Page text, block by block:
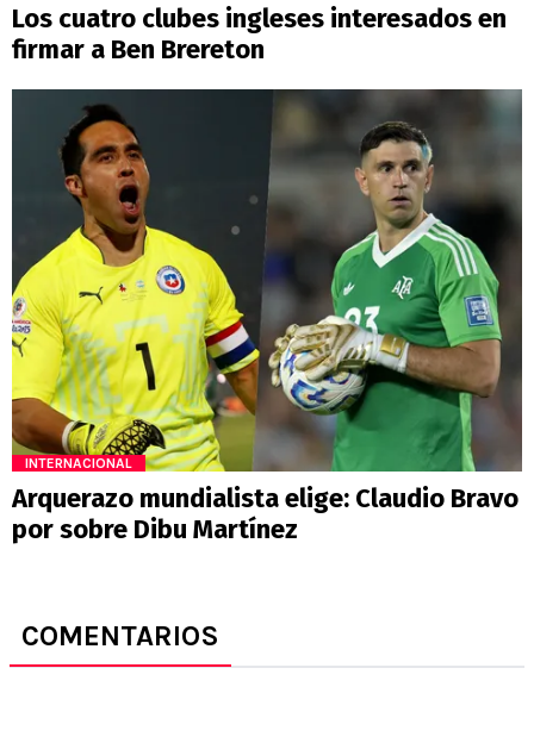
Los cuatro clubes ingleses interesados en
firmar a Ben Brereton
INTERNACIONAL
Arquerazo mundialista elige: Claudio Bravo
por sobre Dibu Martínez
COMENTARIOS